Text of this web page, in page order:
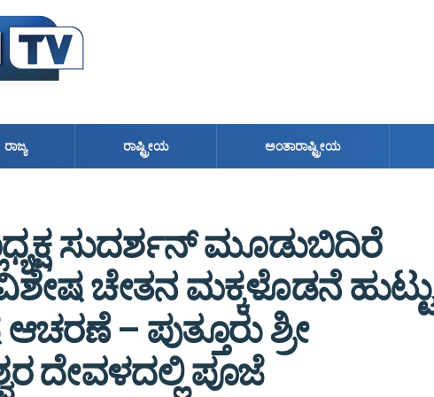
ರಾಜ್ಯ ರಾಷ್ಟ್ರೀಯ ಅಂತಾರಾಷ್ಟ್ರೀಯ
ಸುದರ್ಶನ್ ಮೂಡುಬಿದಿರೆ
ಚೇತನ ಮಕ್ಕಳೊಡನೆ ಹುಟ್ಟು
– ಪುತ್ತೂರು ಶ್ರೀ
ದೇವಳದಲ್ಲಿ ಪೂಜೆ